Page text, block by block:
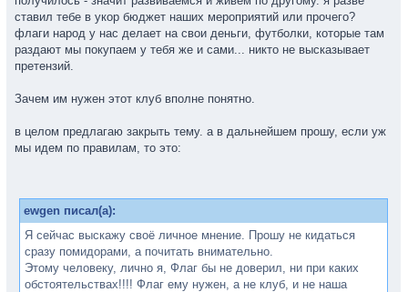
ставил тебе в укор бюджет наших мероприятий или прочего?
флаги народ у нас делает на свои деньги, футболки, которые там
раздают мы покупаем у тебя же и сами... никто не высказывает
претензий.
Зачем им нужен этот клуб вполне понятно.
в целом предлагаю закрыть тему. а в дальнейшем прошу, если уж
мы идем по правилам, то это:
ewgen писал(а):
Я сейчас выскажу своё личное мнение. Прошу не кидаться
сразу помидорами, а почитать внимательно.
Этому человеку, лично я, Флаг бы не доверил, ни при каких
обстоятельствах!!!! Флаг ему нужен, а не клуб, и не наша